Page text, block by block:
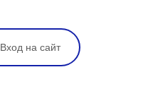
Вход на сайт